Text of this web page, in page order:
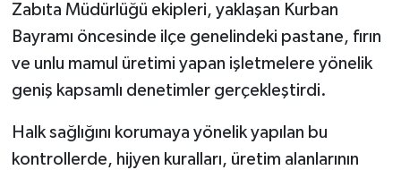
Zabıta Müdürlüğü ekipleri, yaklaşan Kurban
Bayramı öncesinde ilçe genelindeki pastane, fırın
ve unlu mamul üretimi yapan işletmelere yönelik
geniş kapsamlı denetimler gerçekleştirdi.
Halk sağlığını korumaya yönelik yapılan bu
kontrollerde, hijyen kuralları, üretim alanlarının